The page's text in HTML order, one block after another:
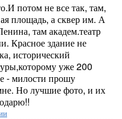
потом не все так, там,
площадь, а сквер им. А
там академ.театр
Красное здание не
исторический
уже 200
- милости прошу
Но лучшие фото, и их